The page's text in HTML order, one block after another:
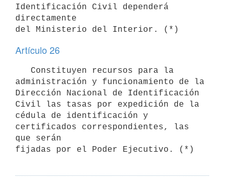
Identificación Civil dependerá
directamente
Artículo 26
administración y funcionamiento de la
Dirección Nacional de Identificación
Civil las tasas por expedición de la
cédula de identificación y
certificados correspondientes, las
que serán